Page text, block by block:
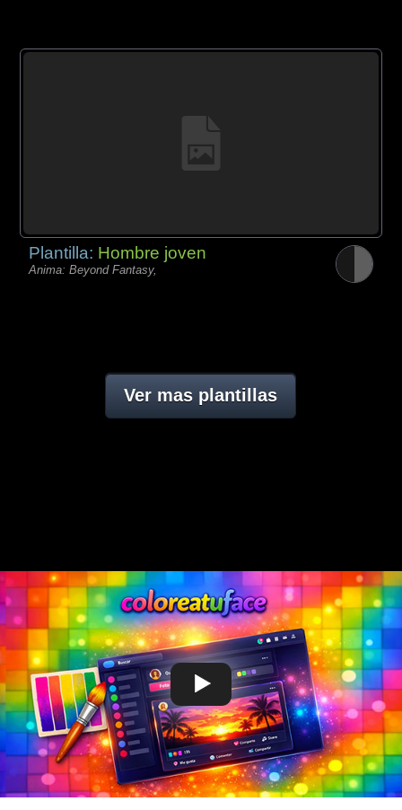
Plantilla: Hombre joven
Anima: Beyond Fantasy,
Ver mas plantillas